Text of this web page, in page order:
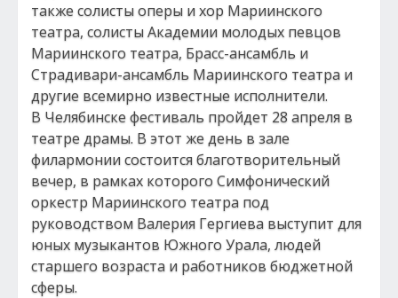
также солисты оперы и хор Мариинского
театра, солисты Академии молодых певцов
Мариинского театра, Брасс-ансамбль и
Страдивари-ансамбль Мариинского театра и
другие всемирно известные исполнители.
В Челябинске фестиваль пройдет 28 апреля в
театре драмы. В этот же день в зале
филармонии состоится благотворительный
вечер, в рамках которого Симфонический
оркестр Мариинского театра под
руководством Валерия Гергиева выступит для
юных музыкантов Южного Урала, людей
старшего возраста и работников бюджетной
сферы.